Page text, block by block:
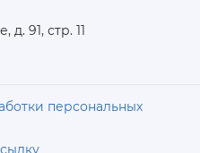
91, стр. 11
персональных